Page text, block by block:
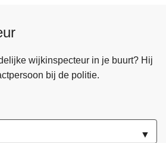
wijkinspecteur in je buurt? Hij
bij de politie.
▼